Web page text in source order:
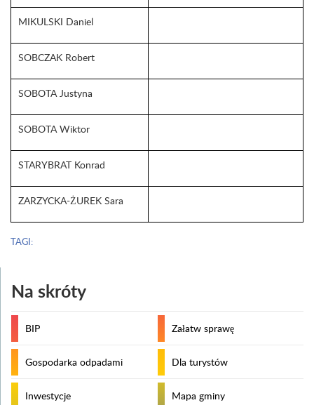
MIKULSKI Daniel
SOBCZAK Robert
SOBOTA Justyna
SOBOTA Wiktor
STARYBRAT Konrad
ZARZYCKA-ŻUREK Sara
TAGI:
Na skróty
BIP Załatw sprawę
Gospodarka odpadami Dla turystów
Inwestycje Mapa gminy